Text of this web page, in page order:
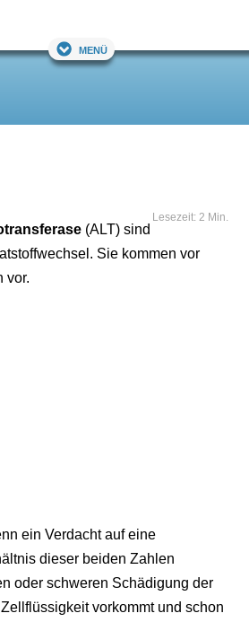
Menü
Lesezeit: 2 Min.
(ALT) sind
Sie kommen vor
vor.
ein Verdacht auf eine
dieser beiden Zahlen
oder schweren Schädigung der
vorkommt und schon